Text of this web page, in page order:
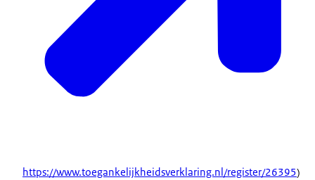
https://www.toegankelijkheidsverklaring.nl/register/26395)